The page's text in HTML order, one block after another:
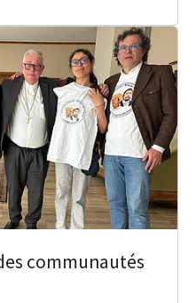
communautés